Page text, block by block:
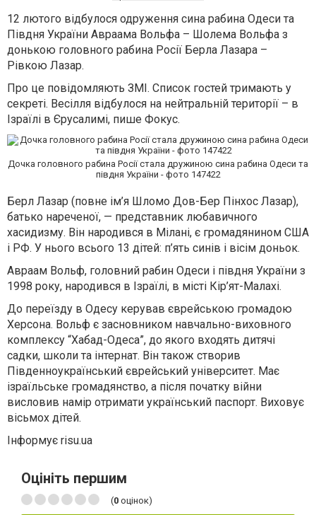
12 лютого відбулося одруження сина рабина Одеси та
Півдня України Авраама Вольфа – Шолема Вольфа з
донькою головного рабина Росії Берла Лазара –
Рівкою Лазар.
Про це повідомляють ЗМІ. Список гостей тримають у
секреті. Весілля відбулося на нейтральній території – в
Ізраїлі в Єрусалимі, пише Фокус.
Дочка головного рабина Росії стала дружиною сина рабина Одеси та
півдня України - фото 147422
Берл Лазар (повне ім’я Шломо Дов-Бер Пінхос Лазар),
батько нареченої, — представник любавичного
хасидизму. Він народився в Мілані, є громадянином США
і РФ. У нього всього 13 дітей: п’ять синів і вісім доньок.
Авраам Вольф, головний рабин Одеси і півдня України з
1998 року, народився в Ізраїлі, в місті Кір’ят-Малахі.
До переїзду в Одесу керував єврейською громадою
Херсона. Вольф є засновником навчально-виховного
комплексу “Хабад-Одеса”, до якого входять дитячі
садки, школи та інтернат. Він також створив
Південноукраїнський єврейський університет. Має
ізраїльське громадянство, а після початку війни
висловив намір отримати український паспорт. Виховує
вісьмох дітей.
Інформує risu.ua
Оцініть першим
(0 оцінок)